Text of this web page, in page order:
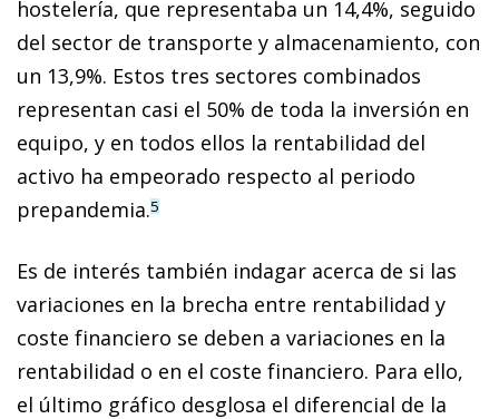
hostelería, que representaba un 14,4%, seguido
del sector de transporte y almacenamiento, con
un 13,9%. Estos tres sectores combinados
representan casi el 50% de toda la inversión en
equipo, y en todos ellos la rentabilidad del
activo ha empeorado respecto al periodo
prepandemia.5
Es de interés también indagar acerca de si las
variaciones en la brecha entre rentabilidad y
coste financiero se deben a variaciones en la
rentabilidad o en el coste financiero. Para ello,
el último gráfico desglosa el diferencial de la